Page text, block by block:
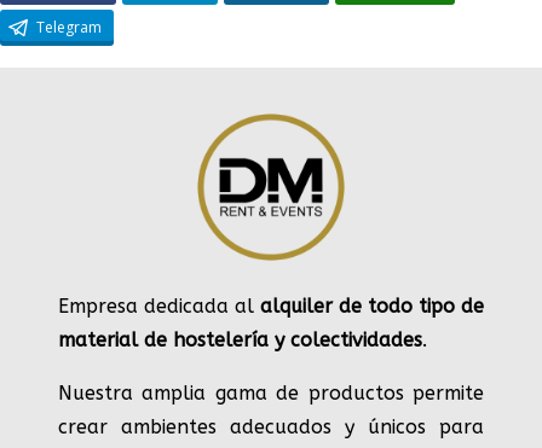
Telegram
Empresa dedicada al alquiler de todo tipo de
material de hostelería y colectividades.
Nuestra amplia gama de productos permite
crear ambientes adecuados y únicos para